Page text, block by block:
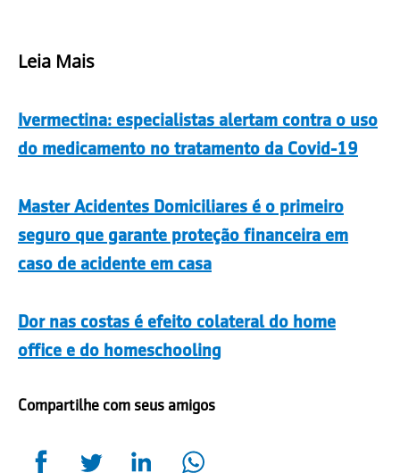
Leia Mais
Ivermectina: especialistas alertam contra o uso
do medicamento no tratamento da Covid-19
Master Acidentes Domiciliares é o primeiro
seguro que garante proteção financeira em
caso de acidente em casa
Dor nas costas é efeito colateral do home
office e do homeschooling
Compartilhe com seus amigos